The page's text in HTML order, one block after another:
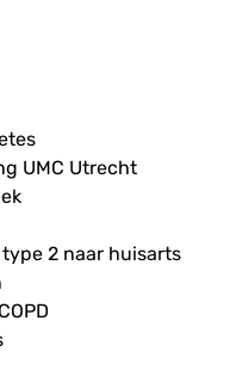
UMC Utrecht
2 naar huisarts